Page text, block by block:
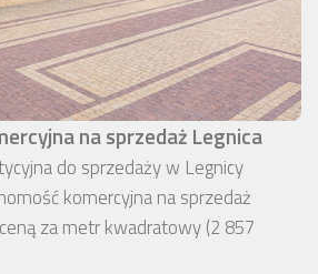
na sprzedaż Legnica
do sprzedaży w Legnicy
komercyjna na sprzedaż
za metr kwadratowy (2 857